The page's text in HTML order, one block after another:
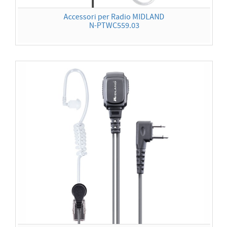
Accessori per Radio MIDLAND
N-PTWC559.03